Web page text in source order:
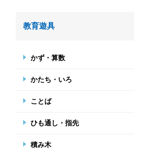
教育遊具
かず・算数
かたち・いろ
ことば
ひも通し・指先
積み木